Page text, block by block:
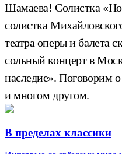
Шамаева! Солистка
солистка
театра оперы и балета
сольный концерт в
наследие». Поговорим
и многом другом.
В пределах классики